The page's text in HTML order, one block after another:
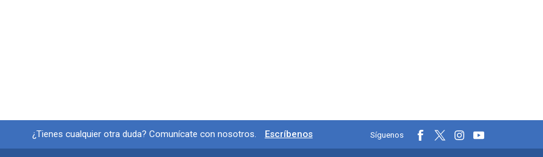
Información y redes sociales
¿Tienes cualquier otra duda? Comunícate con nosotros. Escríbenos Síguenos